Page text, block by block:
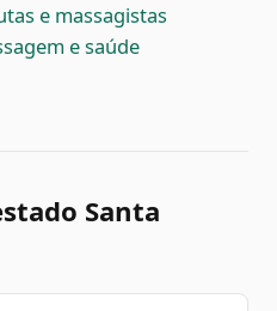
e massagistas
e saúde
Santa